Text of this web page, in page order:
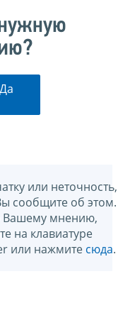
Да
или неточность,
сообщите об этом.
Вашему мнению,
на клавиатуре
или нажмите сюда.